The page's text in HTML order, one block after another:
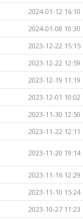
2024-01-12 16:10
2024-01-08 10:30
2023-12-22 15:15
2023-12-22 12:59
2023-12-19 11:19
2023-12-01 10:02
2023-11-30 12:50
2023-11-22 12:11
2023-11-20 19:14
2023-11-16 12:29
2023-11-10 15:24
2023-10-27 11:23